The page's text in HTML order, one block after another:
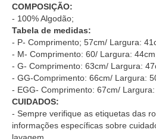
COMPOSIÇÃO:
- 100% Algodão;
Tabela de medidas:
- P- Comprimento; 57cm/ Largura:
- M- Comprimento: 60/ Largura:
- G- Comprimento: 63cm/ Largura:
- GG-Comprimento: 66cm/ Largura:
- EGG- Comprimento: 67cm/
CUIDADOS:
- Sempre verifique as etiquetas das
informações específicas sobre
lavagem.